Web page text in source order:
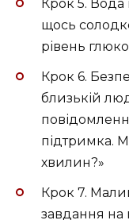
Крок 5. Вода
щось
рівень
Крок 6.
близькій
підтримка.
хвилин?»
Крок 7.
завдання